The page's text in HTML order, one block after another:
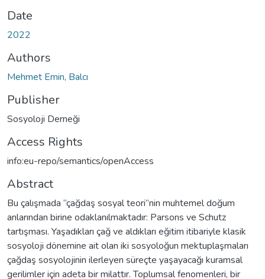
Date
2022
Authors
Mehmet Emin, Balcı
Publisher
Sosyoloji Derneği
Access Rights
info:eu-repo/semantics/openAccess
Abstract
Bu çalışmada “çağdaş sosyal teori”nin muhtemel doğum
anlarından birine odaklanılmaktadır: Parsons ve Schutz
tartışması. Yaşadıkları çağ ve aldıkları eğitim itibariyle klasik
sosyoloji dönemine ait olan iki sosyoloğun mektuplaşmaları
çağdaş sosyolojinin ilerleyen süreçte yaşayacağı kuramsal
gerilimler için adeta bir milattır. Toplumsal fenomenleri, bir